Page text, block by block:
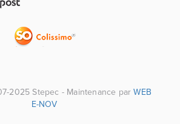
2025 Stepec - Maintenance parWEB
E-NOV